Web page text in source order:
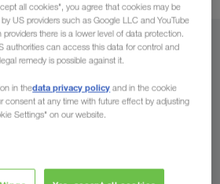
all cookies", you agree that cookies may be
US providers such as Google LLC and YouTube
there is a lower level of data protection.
authorities can access this data for control and
remedy is possible against it.
in thedata privacy policy and in the cookie
consent at any time with future effect by adjusting
Settings" on our website.